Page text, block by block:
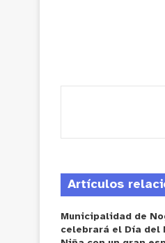
Artículos
Municipalidad de
celebrará el Día del